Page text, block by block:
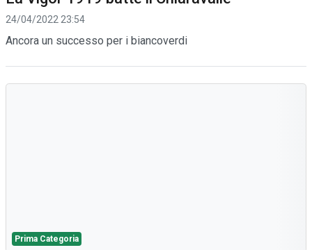
24/04/2022 23:54
Ancora un successo per i biancoverdi
Prima Categoria